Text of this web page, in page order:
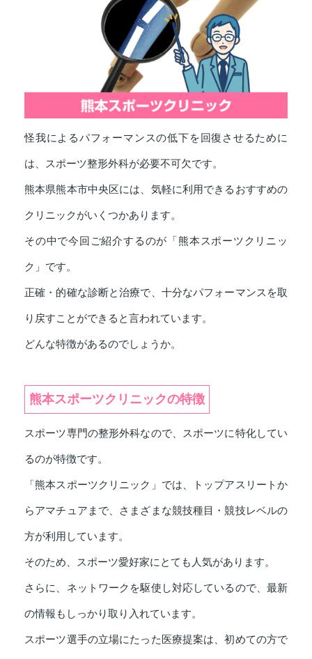
怪我によるパフォーマンスの低下を回復させるために
は、スポーツ整形外科が必要不可欠です。
熊本県熊本市中央区には、気軽に利用できるおすすめの
クリニックがいくつかあります。
その中で今回ご紹介するのが「熊本スポーツクリニッ
ク」です。
正確・的確な診断と治療で、十分なパフォーマンスを取
り戻すことができると言われています。
どんな特徴があるのでしょうか。
熊本スポーツクリニックの特徴
スポーツ専門の整形外科なので、スポーツに特化してい
るのが特徴です。
「熊本スポーツクリニック」では、トップアスリートか
らアマチュアまで、さまざまな競技種目・競技レベルの
方が利用しています。
そのため、スポーツ愛好家にとても人気があります。
さらに、ネットワークを駆使し対応しているので、最新
の情報もしっかり取り入れています。
スポーツ選手の立場にたった医療提案は、初めての方で